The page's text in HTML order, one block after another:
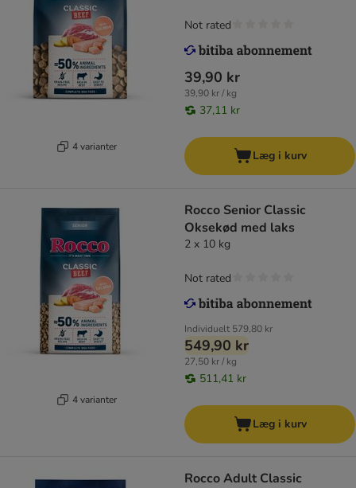
4 varianter
39,90 kr
39,90 kr / kg
37,11 kr
Not rated
Læg i kurv
4 varianter
Rocco Senior Classic
Oksekød med laks
2 x 10 kg
Individuelt 579,80 kr
549,90 kr
27,50 kr / kg
511,41 kr
Not rated
Læg i kurv
Rocco Adult Classic